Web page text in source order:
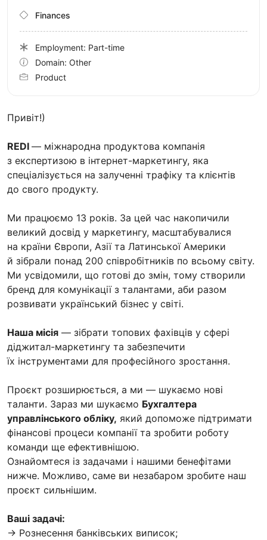
Привіт!)
REDI — міжнародна продуктова компанія
з експертизою в інтернет-маркетингу, яка
спеціалізується на залученні трафіку та клієнтів
до свого продукту.
Ми працюємо 13 років. За цей час накопичили
великий досвід у маркетингу, масштабувалися
на країни Європи, Азії та Латинської Америки
й зібрали понад 200 співробітників по всьому світу.
Ми усвідомили, що готові до змін, тому створили
бренд для комунікації з талантами, аби разом
розвивати український бізнес у світі.
Наша місія — зібрати топових фахівців у сфері
діджитал-маркетингу та забезпечити
їх інструментами для професійного зростання.
Проєкт розширюється, а ми — шукаємо нові
таланти. Зараз ми шукаємо Бухгалтера
управлінського обліку, який допоможе підтримати
фінансові процеси компанії та зробити роботу
команди ще ефективнішою.
Ознайомтеся із задачами і нашими бенефітами
нижче. Можливо, саме ви незабаром зробите наш
проєкт сильнішим.
Ваші задачі:
→ Рознесення банківських виписок;
Finances
Employment: Part-time
Domain: Other
Product